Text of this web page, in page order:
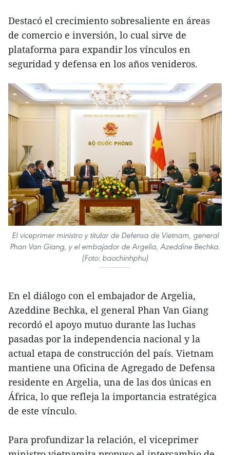
Destacó el crecimiento sobresaliente en áreas
de comercio e inversión, lo cual sirve de
plataforma para expandir los vínculos en
seguridad y defensa en los años venideros.
El viceprimer ministro y titular de Defensa de Vietnam, general
Phan Van Giang, y el embajador de Argelia, Azeddine Bechka.
(Foto: baochinhphu)
En el diálogo con el embajador de Argelia,
Azeddine Bechka, el general Phan Van Giang
recordó el apoyo mutuo durante las luchas
pasadas por la independencia nacional y la
actual etapa de construcción del país. Vietnam
mantiene una Oficina de Agregado de Defensa
residente en Argelia, una de las dos únicas en
África, lo que refleja la importancia estratégica
de este vínculo.
Para profundizar la relación, el viceprimer